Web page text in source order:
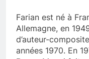
Farian est né à
Allemagne, en
d’auteur-
années 1970. En